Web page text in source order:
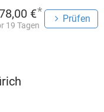
€*
19 Tagen
Prüfen